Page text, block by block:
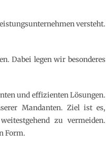
versteht.
Dabei legen wir besonderes
und effizienten Lösungen.
Mandanten. Ziel ist es,
zu vermeiden.
Form.